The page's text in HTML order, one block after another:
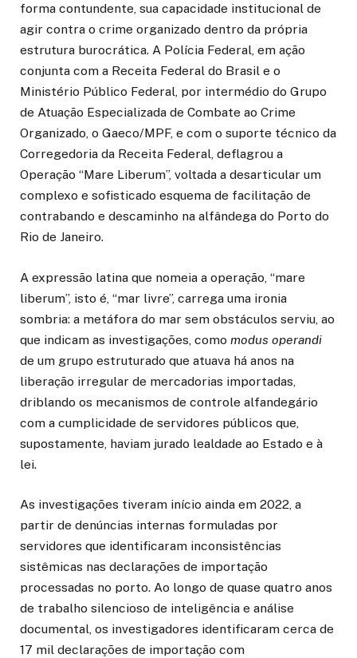
forma contundente, sua capacidade institucional de
agir contra o crime organizado dentro da própria
estrutura burocrática. A Polícia Federal, em ação
conjunta com a Receita Federal do Brasil e o
Ministério Público Federal, por intermédio do Grupo
de Atuação Especializada de Combate ao Crime
Organizado, o Gaeco/MPF, e com o suporte técnico da
Corregedoria da Receita Federal, deflagrou a
Operação “Mare Liberum”, voltada a desarticular um
complexo e sofisticado esquema de facilitação de
contrabando e descaminho na alfândega do Porto do
Rio de Janeiro.
A expressão latina que nomeia a operação, “mare
liberum”, isto é, “mar livre”, carrega uma ironia
sombria: a metáfora do mar sem obstáculos serviu, ao
que indicam as investigações, como modus operandi
de um grupo estruturado que atuava há anos na
liberação irregular de mercadorias importadas,
driblando os mecanismos de controle alfandegário
com a cumplicidade de servidores públicos que,
supostamente, haviam jurado lealdade ao Estado e à
lei.
As investigações tiveram início ainda em 2022, a
partir de denúncias internas formuladas por
servidores que identificaram inconsistências
sistêmicas nas declarações de importação
processadas no porto. Ao longo de quase quatro anos
de trabalho silencioso de inteligência e análise
documental, os investigadores identificaram cerca de
17 mil declarações de importação com